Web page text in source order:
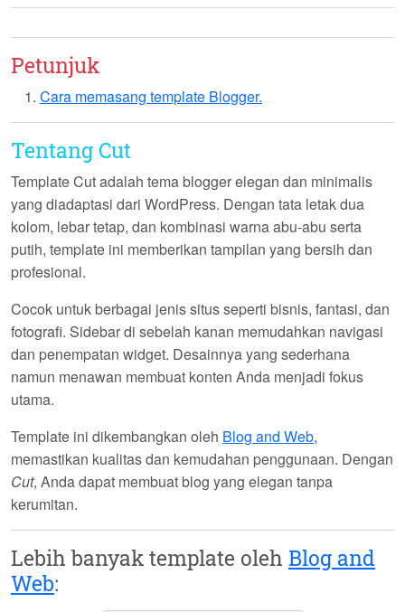
Petunjuk
Cara memasang template Blogger.
Tentang Cut
TemplateCutadalah tema blogger elegan dan minimalis
yang diadaptasi dari WordPress. Dengan tata letak dua
kolom, lebar tetap, dan kombinasi warna abu-abu serta
putih, template ini memberikan tampilan yang bersih dan
profesional.
Cocok untuk berbagai jenis situs seperti bisnis, fantasi, dan
fotografi. Sidebar di sebelah kanan memudahkan navigasi
dan penempatan widget. Desainnya yang sederhana
namun menawan membuat konten Anda menjadi fokus
utama.
Template ini dikembangkan oleh Blog and Web,
memastikan kualitas dan kemudahan penggunaan. Dengan
Cut, Anda dapat membuat blog yang elegan tanpa
kerumitan.
Lebih banyak template oleh Blog and
Web: